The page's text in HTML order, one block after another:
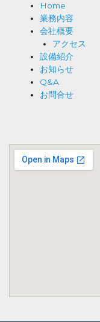
Home
業務内容
会社概要
アクセス
設備紹介
お知らせ
Q&A
お問合せ